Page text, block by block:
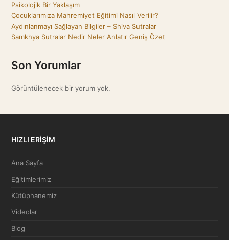
Psikolojik Bir Yaklaşım
Çocuklarımıza Mahremiyet Eğitimi Nasıl Verilir?
Aydınlanmayı Sağlayan Bilgiler – Shiva Sutralar
Samkhya Sutralar Nedir Neler Anlatır Geniş Özet
Son Yorumlar
Görüntülenecek bir yorum yok.
HIZLI ERİŞİM
Ana Sayfa
Eğitimlerimiz
Kütüphanemiz
Videolar
Blog